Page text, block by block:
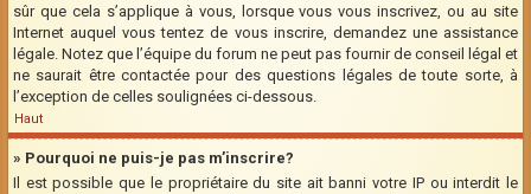
sûr que cela s’applique à vous, lorsque vous vous inscrivez, ou au site
Internet auquel vous tentez de vous inscrire, demandez une assistance
légale. Notez que l’équipe du forum ne peut pas fournir de conseil légal et
ne saurait être contactée pour des questions légales de toute sorte, à
l’exception de celles soulignées ci-dessous.
Haut
» Pourquoi ne puis-je pas m’inscrire?
Il est possible que le propriétaire du site ait banni votre IP ou interdit le